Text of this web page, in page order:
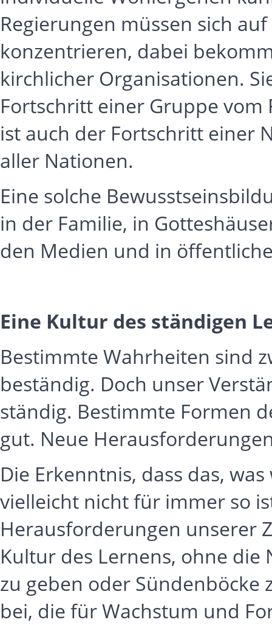
Regierungen müssen sich
konzentrieren, dabei
kirchlicher Organisationen.
Fortschritt einer Gruppe
ist auch der Fortschritt einer
aller Nationen.
Eine solche
in der Familie, in
den Medien und in
Eine Kultur des ständigen
Bestimmte Wahrheiten sind
beständig. Doch unser
ständig. Bestimmte Formen
gut. Neue
Die Erkenntnis, dass das,
vielleicht nicht für immer so
Herausforderungen unserer
Kultur des Lernens, ohne
zu geben oder
bei, die für Wachstum und